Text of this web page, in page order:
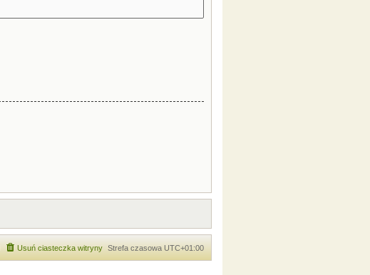
Strefa czasowa UTC+01:00
Usuń ciasteczka witryny